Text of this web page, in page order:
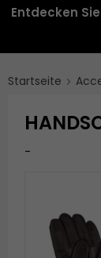
Entdecken
Startseite
-